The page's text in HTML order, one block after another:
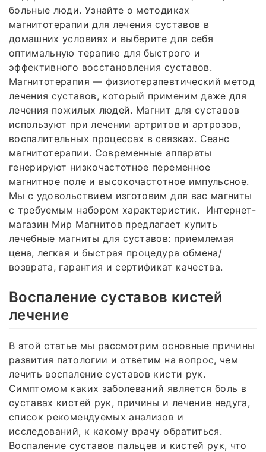
больные люди. Узнайте о методиках
магнитотерапии для лечения суставов в
домашних условиях и выберите для себя
оптимальную терапию для быстрого и
эффективного восстановления суставов.
Магнитотерапия — физиотерапевтический метод
лечения суставов, который применим даже для
лечения пожилых людей. Магнит для суставов
используют при лечении артритов и артрозов,
воспалительных процессах в связках. Сеанс
магнитотерапии. Современные аппараты
генерируют низкочастотное переменное
магнитное поле и высокочастотное импульсное.
Мы с удовольствием изготовим для вас магниты
с требуемым набором характеристик. ️️ Интернет-
магазин Мир Магнитов предлагает купить
лечебные магниты для суставов: приемлемая
цена, легкая и быстрая процедура обмена/
возврата, гарантия и сертификат качества.
Воспаление суставов кистей
лечение
В этой статье мы рассмотрим основные причины
развития патологии и ответим на вопрос, чем
лечить воспаление суставов кисти рук.
Симптомом каких заболеваний является боль в
суставах кистей рук, причины и лечение недуга,
список рекомендуемых анализов и
исследований, к какому врачу обратиться.
Воспаление суставов пальцев и кистей рук, что